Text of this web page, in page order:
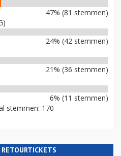
47% (81 stemmen)
24% (42 stemmen)
21% (36 stemmen)
6% (11 stemmen)
stemmen: 170